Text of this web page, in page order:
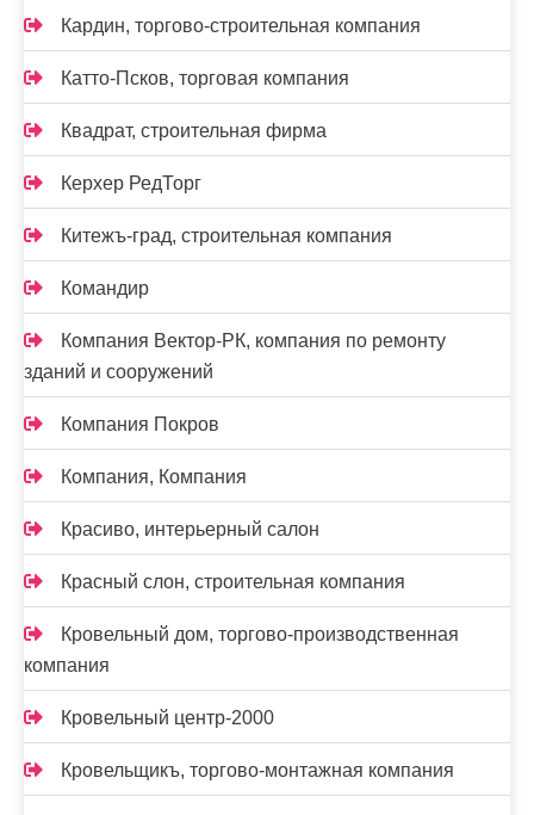
Кардин, торгово-строительная компания
Катто-Псков, торговая компания
Квадрат, строительная фирма
Керхер РедТорг
Китежъ-град, строительная компания
Командир
Компания Вектор-РК, компания по ремонту
зданий и сооружений
Компания Покров
Компания, Компания
Красиво, интерьерный салон
Красный слон, строительная компания
Кровельный дом, торгово-производственная
компания
Кровельный центр-2000
Кровельщикъ, торгово-монтажная компания